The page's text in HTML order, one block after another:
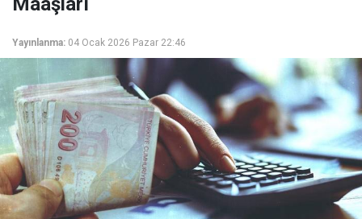
Yayınlanma: 04 Ocak 2026 Pazar 22:46